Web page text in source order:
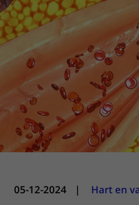
05-12-2024 | Hart en